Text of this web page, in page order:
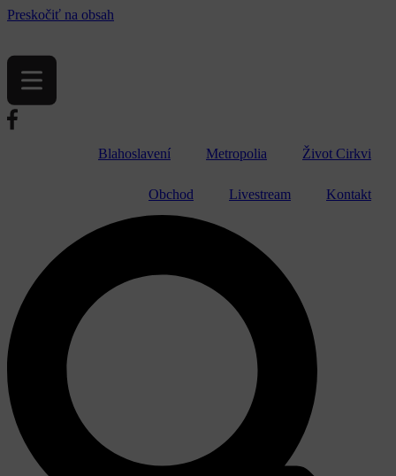
Preskočiť na obsah
Blahoslavení Metropolia Život Cirkvi
Obchod Livestream Kontakt